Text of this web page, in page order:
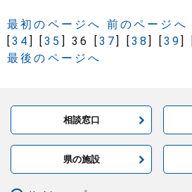
最初のページへ 前のページへ
[34 ] [35 ] 36 [37] [38] [39]
最後のページへ
相談窓口
県の施設